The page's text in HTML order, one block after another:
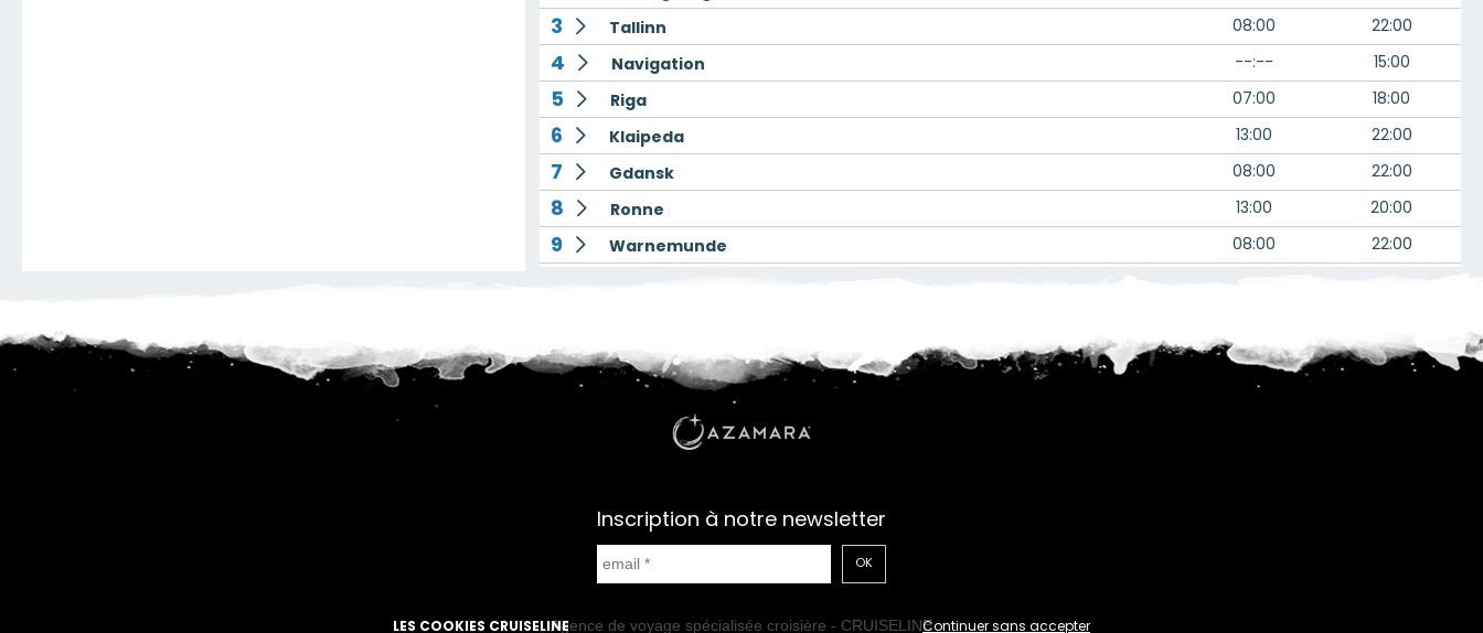
LES COOKIES CRUISELINE Continuer sans accepter
3 Tallinn 08:00 22:00
4 Navigation --:-- 15:00
5 Riga 07:00 18:00
6 Klaipeda 13:00 22:00
7 Gdansk 08:00 22:00
8 Ronne 13:00 20:00
9 Warnemunde 08:00 22:00
12 Portsmouth 06:00 --:--
Inscription à notre newsletter
OK
Agence de voyage spécialisée croisière - CRUISELINE